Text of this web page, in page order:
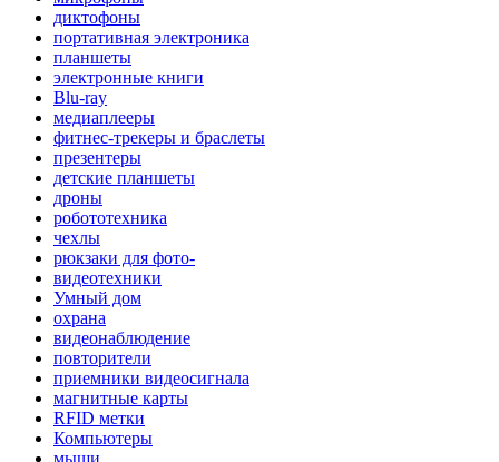
диктофоны
портативная электроника
планшеты
электронные книги
Blu-ray
медиаплееры
фитнес-трекеры и браслеты
презентеры
детские планшеты
дроны
робототехника
чехлы
рюкзаки для фото-
видеотехники
Умный дом
охрана
видеонаблюдение
повторители
приемники видеосигнала
магнитные карты
RFID метки
Компьютеры
мыши